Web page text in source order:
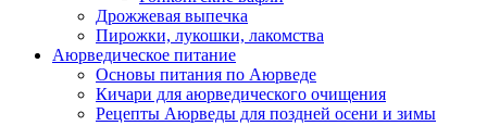
Дрожжевая выпечка
Пирожки, лукошки, лакомства
Аюрведическое питание
Основы питания по Аюрведе
Кичари для аюрведического очищения
Рецепты Аюрведы для поздней осени и зимы